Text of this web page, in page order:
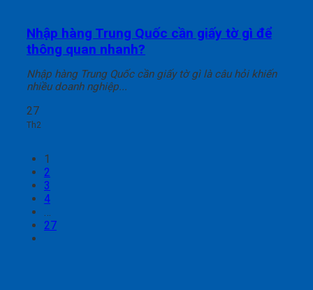
Nhập hàng Trung Quốc cần giấy tờ gì để
thông quan nhanh?
Nhập hàng Trung Quốc cần giấy tờ gì là câu hỏi khiến
nhiều doanh nghiệp...
27
Th2
1
2
3
4
…
27